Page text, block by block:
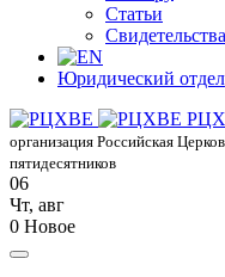
Статьи
Свидетельства
Юридический отдел
организация Российская
пятидесятников
06
Чт, авг
0 Новое